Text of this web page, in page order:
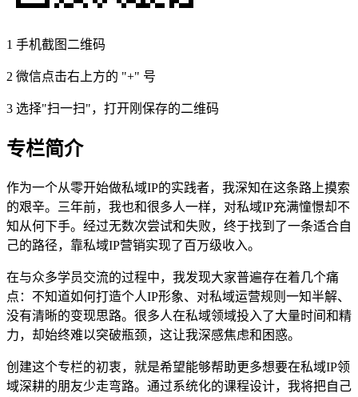
1 手机截图二维码
2 微信点击右上方的 "+" 号
3 选择"扫一扫"，打开刚保存的二维码
专栏简介
作为一个从零开始做私域IP的实践者，我深知在这条路上摸索
的艰辛。三年前，我也和很多人一样，对私域IP充满憧憬却不
知从何下手。经过无数次尝试和失败，终于找到了一条适合自
己的路径，靠私域IP营销实现了百万级收入。
在与众多学员交流的过程中，我发现大家普遍存在着几个痛
点：不知道如何打造个人IP形象、对私域运营规则一知半解、
没有清晰的变现思路。很多人在私域领域投入了大量时间和精
力，却始终难以突破瓶颈，这让我深感焦虑和困惑。
创建这个专栏的初衷，就是希望能够帮助更多想要在私域IP领
域深耕的朋友少走弯路。通过系统化的课程设计，我将把自己